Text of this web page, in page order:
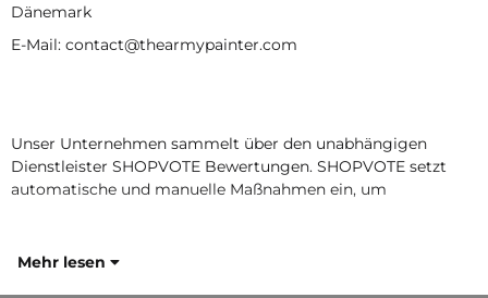
Dänemark
E-Mail: contact@thearmypainter.com
Unser Unternehmen sammelt über den unabhängigen
Dienstleister SHOPVOTE Bewertungen. SHOPVOTE setzt
automatische und manuelle Maßnahmen ein, um
Mehr lesen